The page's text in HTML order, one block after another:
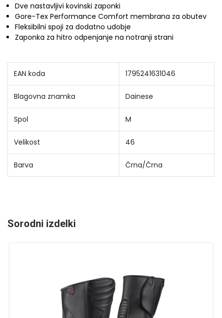
Dve nastavljivi kovinski zaponki
Gore-Tex Performance Comfort membrana za obutev
Fleksibilni spoji za dodatno udobje
Zaponka za hitro odpenjanje na notranji strani
EAN koda 1795241631046
Blagovna znamka Dainese
Spol M
Velikost 46
Barva Črna/Črna
Sorodni izdelki